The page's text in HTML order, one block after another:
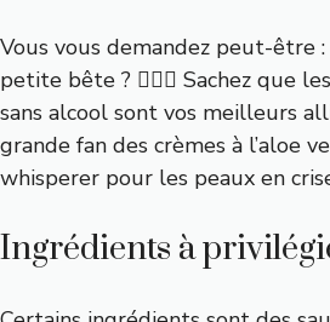
Vous vous demandez peut-être
petite bête ? 🕵🏼‍♂️ Sachez que
sans alcool sont vos meilleurs
grande fan des crèmes à l’aloe
whisperer pour les peaux en
Ingrédients à